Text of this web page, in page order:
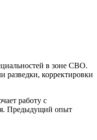
в зоне СВО.
корректировки
работу с
Предыдущий опыт